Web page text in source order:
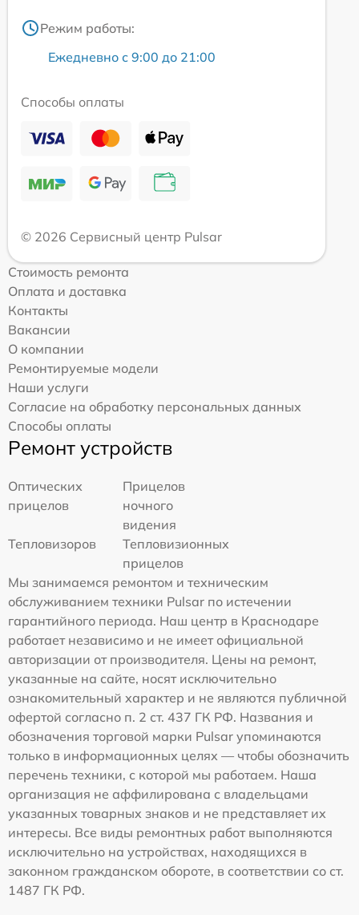
Режим работы:
Ежедневно с 9:00 до 21:00
Способы оплаты
© 2026 Сервисный центр Pulsar
Стоимость ремонта
Оплата и доставка
Контакты
Вакансии
О компании
Ремонтируемые модели
Наши услуги
Согласие на обработку персональных данных
Способы оплаты
Ремонт устройств
Оптических
прицелов
Прицелов
ночного
видения
Тепловизоров
Тепловизионных
прицелов
Мы занимаемся ремонтом и техническим
обслуживанием техники Pulsar по истечении
гарантийного периода. Наш центр в Краснодаре
работает независимо и не имеет официальной
авторизации от производителя. Цены на ремонт,
указанные на сайте, носят исключительно
ознакомительный характер и не являются публичной
офертой согласно п. 2 ст. 437 ГК РФ. Названия и
обозначения торговой марки Pulsar упоминаются
только в информационных целях — чтобы обозначить
перечень техники, с которой мы работаем. Наша
организация не аффилирована с владельцами
указанных товарных знаков и не представляет их
интересы. Все виды ремонтных работ выполняются
исключительно на устройствах, находящихся в
законном гражданском обороте, в соответствии со ст.
1487 ГК РФ.